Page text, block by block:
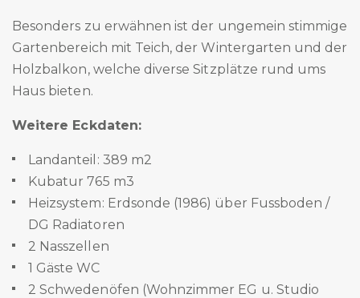
Besonders zu erwähnen ist der ungemein stimmige
Gartenbereich mit Teich, der Wintergarten und der
Holzbalkon, welche diverse Sitzplätze rund ums
Haus bieten.
Weitere Eckdaten:
Landanteil: 389 m2
Kubatur 765 m3
Heizsystem: Erdsonde (1986) über Fussboden /
DG Radiatoren
2 Nasszellen
1 Gäste WC
2 Schwedenöfen (Wohnzimmer EG u. Studio